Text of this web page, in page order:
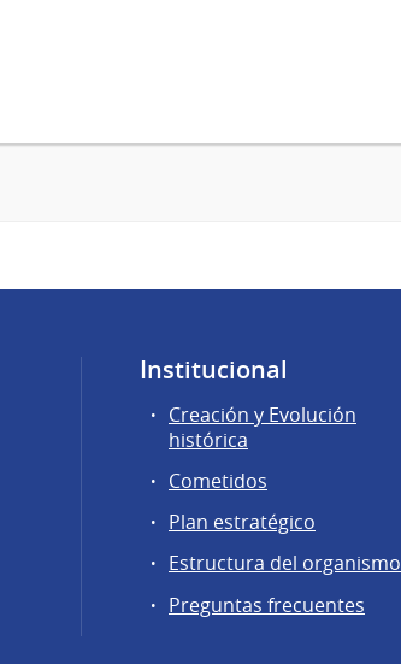
Institucional
Creación y Evolución
histórica
Cometidos
Plan estratégico
Estructura del organismo
Preguntas frecuentes